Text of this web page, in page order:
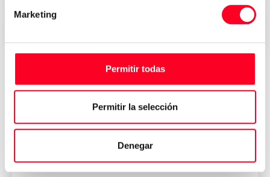
Marketing
Permitir todas
Permitir la selección
Denegar
Opiniones de quienes han
comprado su máquina en 3Axis
Group